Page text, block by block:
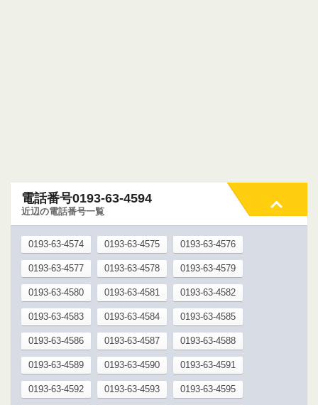
電話番号0193-63-4594
近辺の電話番号一覧
0193-63-4574 0193-63-4575 0193-63-4576
0193-63-4577 0193-63-4578 0193-63-4579
0193-63-4580 0193-63-4581 0193-63-4582
0193-63-4583 0193-63-4584 0193-63-4585
0193-63-4586 0193-63-4587 0193-63-4588
0193-63-4589 0193-63-4590 0193-63-4591
0193-63-4592 0193-63-4593 0193-63-4595